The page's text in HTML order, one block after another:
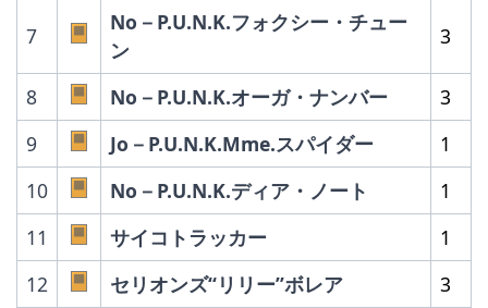
7
No－P.U.N.K.フォクシー・チュー
ン
3
8 No－P.U.N.K.オーガ・ナンバー
3
9
Jo－P.U.N.K.Mme.スパイダー
1
10
No－P.U.N.K.ディア・ノート
1
11
サイコトラッカー
1
12
セリオンズ“リリー”ボレア 3